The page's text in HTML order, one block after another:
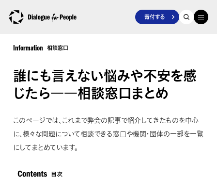
寄付する
Information 相談窓口
誰にも言えない悩みや不安を感
じたら――相談窓口まとめ
このページでは、これまで弊会の記事で紹介してきたものを中心
に、様々な問題について相談できる窓口や機関・団体の一部を一覧
にしてまとめています。